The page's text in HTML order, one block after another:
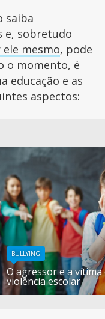
saiba
e, sobretudo
mesmo, pode
o momento, é
educação e as
aspectos:
BULLYING
O agressor e a vítima
violência escolar